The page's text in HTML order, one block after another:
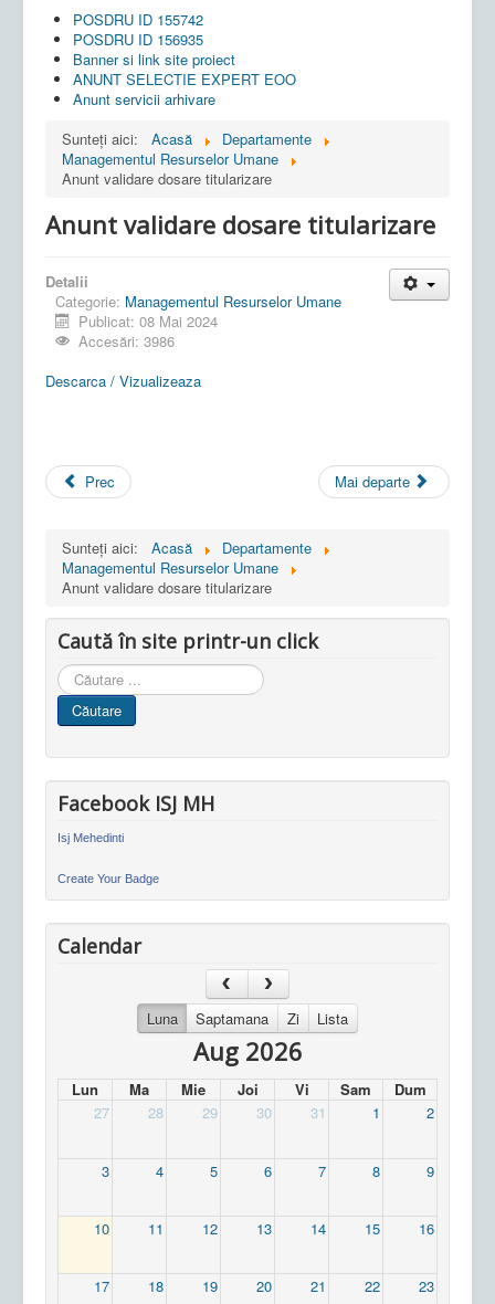
POSDRU ID 155742
POSDRU ID 156935
Banner si link site proiect
ANUNT SELECTIE EXPERT EOO
Anunt servicii arhivare
Sunteți aici:
Acasă
Departamente
Managementul Resurselor Umane
Anunt validare dosare titularizare
Anunt validare dosare titularizare
Detalii
Categorie: Managementul Resurselor Umane
Publicat: 08 Mai 2024
Accesări: 3986
Descarca / Vizualizeaza
Prec Mai departe
Sunteți aici: Acasă
Departamente
Managementul Resurselor Umane
Anunt validare dosare titularizare
Caută în site printr-un click
Cauta
in
site
Căutare
Facebook ISJ MH
Isj Mehedinti
Create Your Badge
Calendar
Luna Saptamana Zi Lista
Aug 2026
Lun Ma Mie Joi Vi Sam
Dum
27
28 29 30 31 1 2
3 4 5 6 7 8 9
10 11 12 13 14 15 16
17 18 19 20 21 22 23